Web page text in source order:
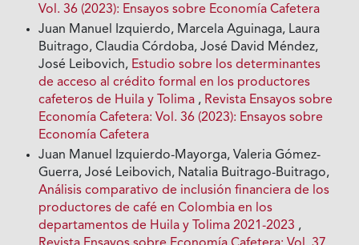
Vol. 36 (2023): Ensayos sobre Economía Cafetera
Juan Manuel Izquierdo, Marcela Aguinaga, Laura
Buitrago, Claudia Córdoba, José David Méndez,
José Leibovich, Estudio sobre los determinantes
de acceso al crédito formal en los productores
cafeteros de Huila y Tolima , Revista Ensayos sobre
Economía Cafetera: Vol. 36 (2023): Ensayos sobre
Economía Cafetera
Juan Manuel Izquierdo-Mayorga, Valeria Gómez-
Guerra, José Leibovich, Natalia Buitrago-Buitrago,
Análisis comparativo de inclusión financiera de los
productores de café en Colombia en los
departamentos de Huila y Tolima 2021-2023 ,